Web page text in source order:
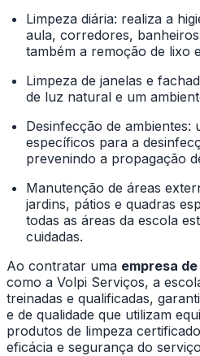
Limpeza diária: realiza a
aula, corredores,
também a remoção de lixo
Limpeza de janelas e
de luz natural e um
Desinfecção de ambientes:
específicos para a
prevenindo a propagação
Manutenção de áreas
jardins, pátios e quadras
todas as áreas da escola
cuidadas.
Ao contratar uma empresa
como a Volpi Serviços, a
treinadas e qualificadas,
e de qualidade que utilizam
produtos de limpeza
eficácia e segurança do